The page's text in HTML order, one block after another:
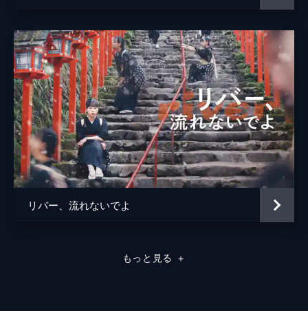
リバー、流れないでよ
もっと見る ＋